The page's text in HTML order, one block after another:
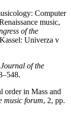
Computer
music,
of the
Univerza v
Journal of the
order in Mass and
music forum, 2, pp.